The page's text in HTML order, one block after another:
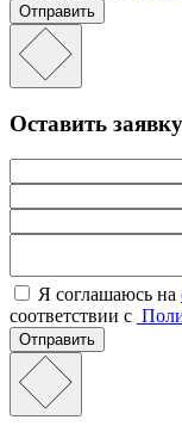
Отправить
Оставить
Я соглашаюсь на
соответствии с
Отправить